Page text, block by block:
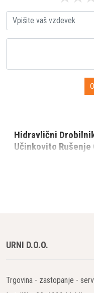
Hidravlični
Učinkovito
V svetu gradbeništva in
bomo raziskali prednosti,
URNI D.O.O.
Trgovina - zastopanje -